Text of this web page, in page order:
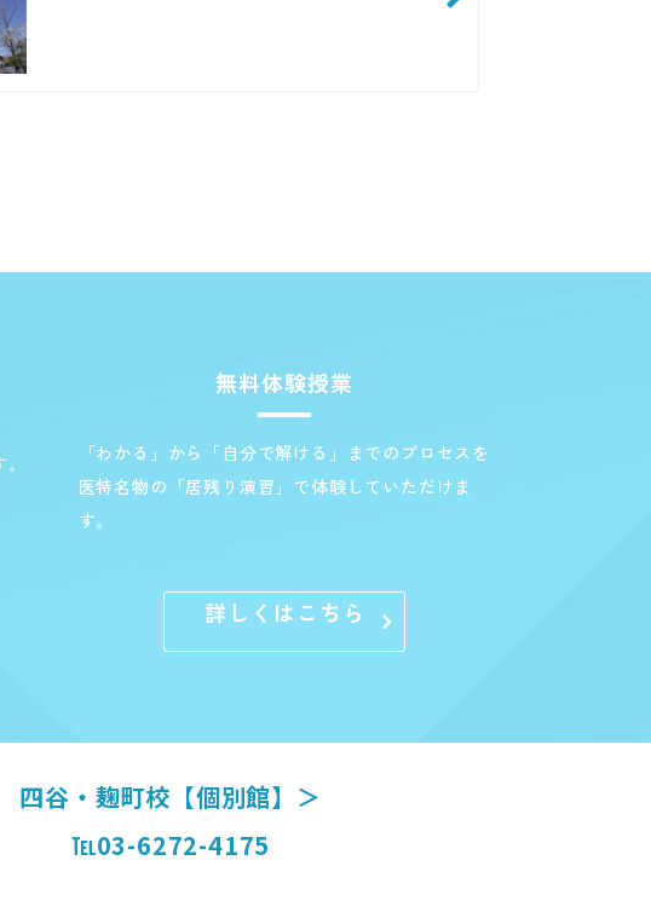
無料体験授業
「わかる」から「自分で解ける」までのプロセスを
医特名物の「居残り演習」で体験していただけま
す。
詳しくはこちら
四谷・麹町校【個別館】＞
℡03-6272-4175